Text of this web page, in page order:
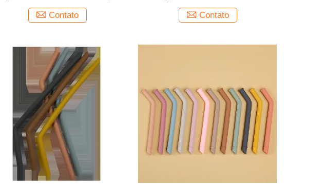
Contato Contato